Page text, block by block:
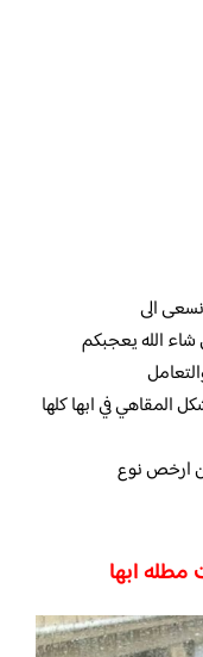
الى
الله يعجبكم
في ابها كلها
ارخص نوع
مطله ابها